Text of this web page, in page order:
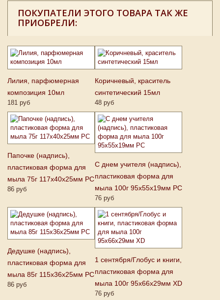
ПОКУПАТЕЛИ ЭТОГО ТОВАРА ТАК ЖЕ
ПРИОБРЕЛИ:
Лилия, парфюмерная
композиция 10мл
181 руб
Коричневый, краситель
синтетический 15мл
48 руб
Папочке (надпись),
пластиковая форма для
мыла 75г 117х40х25мм PC
86 руб
С днем учителя (надпись),
пластиковая форма для
мыла 100г 95х55х19мм PC
76 руб
Дедушке (надпись),
пластиковая форма для
мыла 85г 115х36х25мм PC
86 руб
1 сентября/Глобус и книги,
пластиковая форма для
мыла 100г 95х66х29мм XD
76 руб